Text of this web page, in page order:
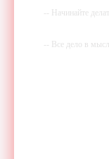
-- Начинайте
-- Все дело в